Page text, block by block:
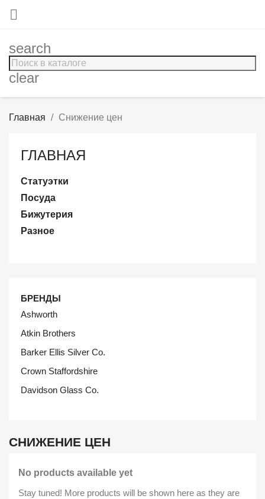

search
clear
Главная Снижение цен
ГЛАВНАЯ
Статуэтки
Посуда
Бижутерия
Разное
БРЕНДЫ
Ashworth
Atkin Brothers
Barker Ellis Silver Co.
Crown Staffordshire
Davidson Glass Co.
СНИЖЕНИЕ ЦЕН
No products available yet
Stay tuned! More products will be shown here as they are